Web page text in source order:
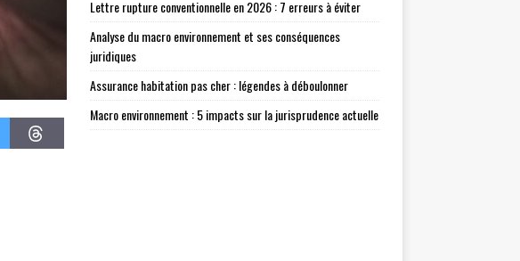
Lettre rupture conventionnelle en 2026 : 7 erreurs à éviter
Analyse du macro environnement et ses conséquences
juridiques
Assurance habitation pas cher : légendes à déboulonner
Macro environnement : 5 impacts sur la jurisprudence actuelle